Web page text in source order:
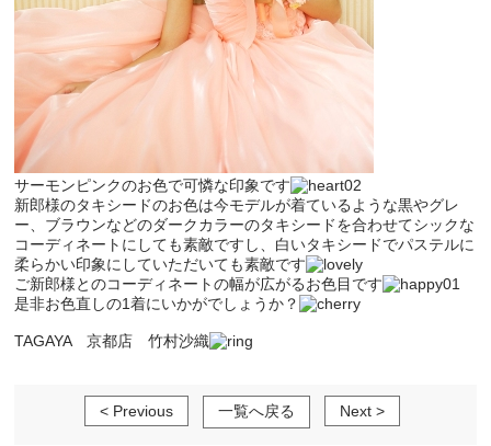
サーモンピンクのお色で可憐な印象です
新郎様のタキシードのお色は今モデルが着ているような黒やグレ
ー、ブラウンなどのダークカラーのタキシードを合わせてシックな
コーディネートにしても素敵ですし、白いタキシードでパステルに
柔らかい印象にしていただいても素敵です
ご新郎様とのコーディネートの幅が広がるお色目です
是非お色直しの1着にいかがでしょうか？
TAGAYA 京都店 竹村沙織
< Previous 一覧へ戻る Next >